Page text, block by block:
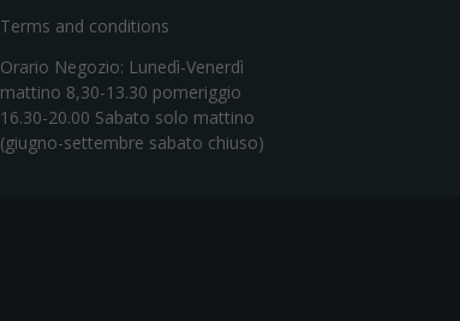
Terms and conditions
Orario Negozio: Lunedì-Venerdì
mattino 8,30-13.30 pomeriggio
16.30-20.00 Sabato solo mattino
(giugno-settembre sabato chiuso)